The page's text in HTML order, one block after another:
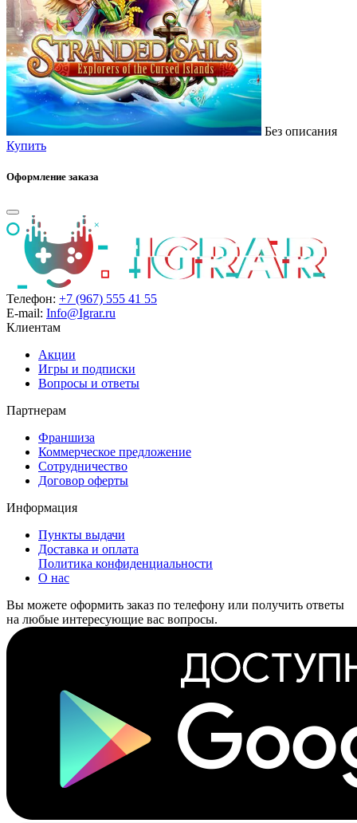
Без описания
Купить
Оформление заказа
Телефон: +7 (967) 555 41 55
E-mail: Info@Igrar.ru
Клиентам
Акции
Игры и подписки
Вопросы и ответы
Партнерам
Франшиза
Коммерческое предложение
Сотрудничество
Договор оферты
Информация
Пункты выдачи
Доставка и оплата
Политика конфиденциальности
О нас
Вы можете оформить заказ по телефону или получить ответы
на любые интересующие вас вопросы.